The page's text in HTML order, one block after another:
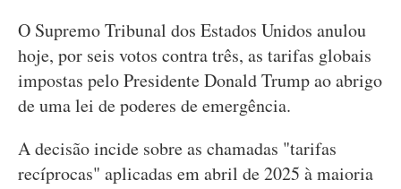
O Supremo Tribunal dos Estados Unidos anulou
hoje, por seis votos contra três, as tarifas globais
impostas pelo Presidente Donald Trump ao abrigo
de uma lei de poderes de emergência.
A decisão incide sobre as chamadas "tarifas
recíprocas" aplicadas em abril de 2025 à maioria